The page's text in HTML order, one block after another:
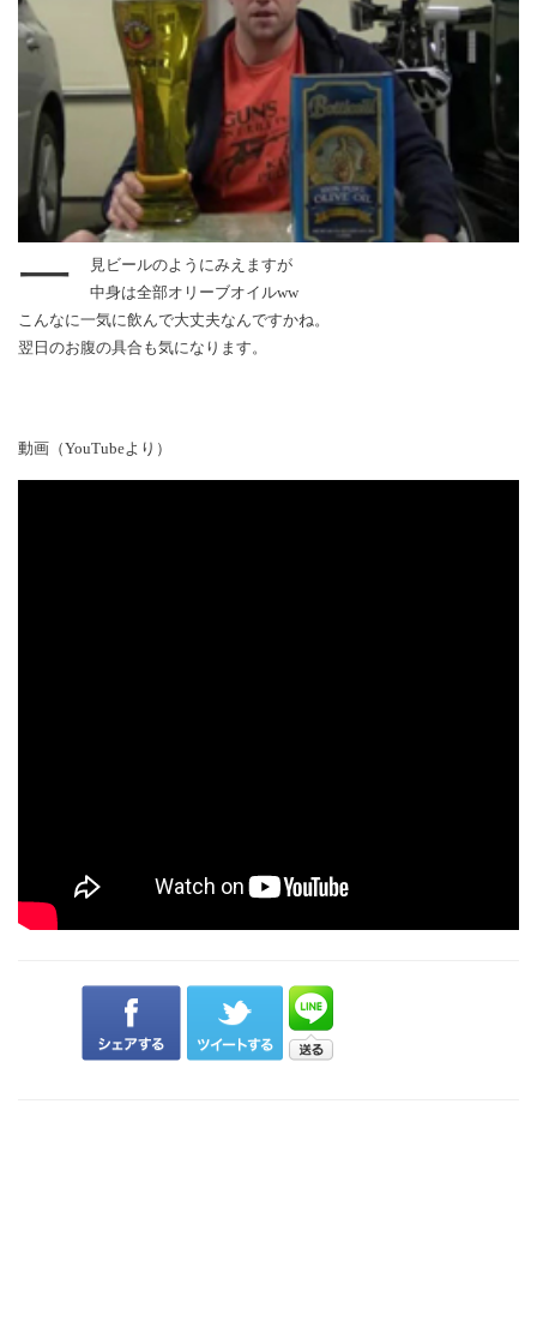
一
見ビールのようにみえますが
中身は全部オリーブオイルww
こんなに一気に飲んで大丈夫なんですかね。
翌日のお腹の具合も気になります。
動画（YouTubeより）